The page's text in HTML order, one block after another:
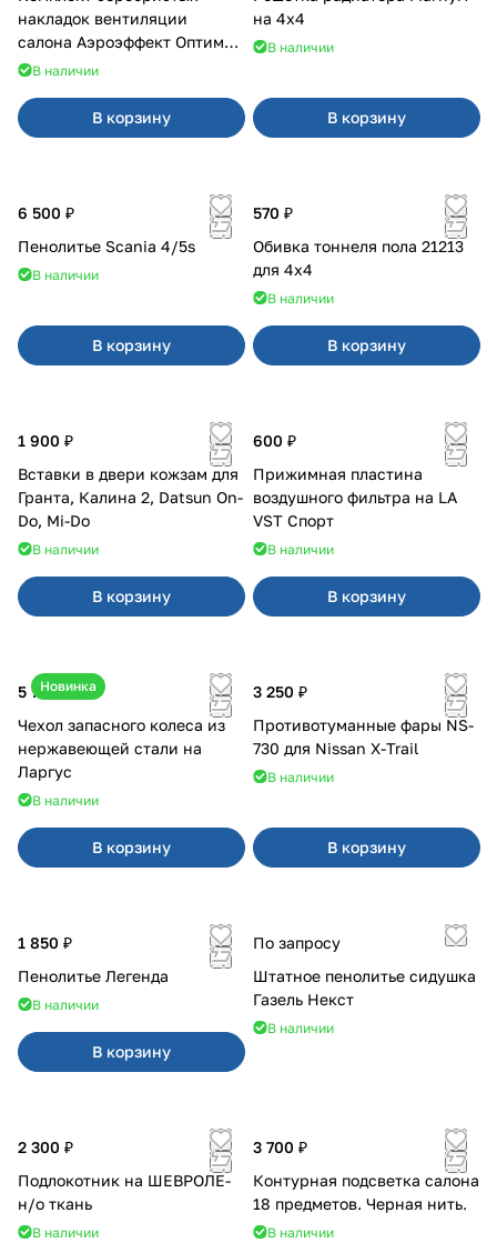
накладок вентиляции
салона Аэроэффект Оптимал
на 4х4
В наличии
В корзину
на 4х4
В наличии
В корзину
6 500 ₽
Пенолитье Scania 4/5s
В наличии
В корзину
570 ₽
Обивка тоннеля пола 21213
для 4x4
В наличии
В корзину
1 900 ₽
Вставки в двери кожзам для
Гранта, Калина 2, Datsun On-
Do, Mi-Do
В наличии
В корзину
600 ₽
Прижимная пластина
воздушного фильтра на LA
VST Спорт
В наличии
В корзину
Новинка
5 700 ₽
Чехол запасного колеса из
нержавеющей стали на
Ларгус
В наличии
В корзину
3 250 ₽
Противотуманные фары NS-
730 для Nissan X-Trail
В наличии
В корзину
1 850 ₽
Пенолитье Легенда
В наличии
В корзину
По запросу
Штатное пенолитье сидушка
Газель Некст
В наличии
2 300 ₽
Подлокотник на ШЕВРОЛЕ-
н/о ткань
В наличии
3 700 ₽
Контурная подсветка салона
18 предметов. Черная нить.
В наличии